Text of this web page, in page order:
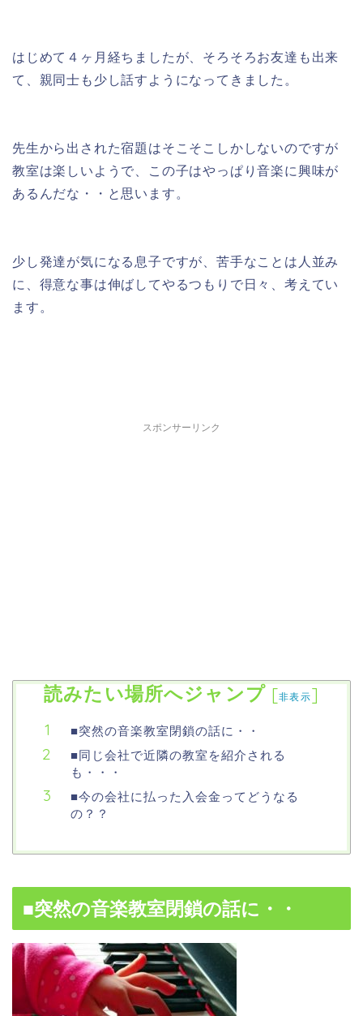
はじめて４ヶ月経ちましたが、そろそろお友達も出来
て、親同士も少し話すようになってきました。
先生から出された宿題はそこそこしかしないのですが
教室は楽しいようで、この子はやっぱり音楽に興味が
あるんだな・・と思います。
少し発達が気になる息子ですが、苦手なことは人並み
に、得意な事は伸ばしてやるつもりで日々、考えてい
ます。
スポンサーリンク
読みたい場所へジャンプ [非表示]
■突然の音楽教室閉鎖の話に・・
■同じ会社で近隣の教室を紹介される
も・・・
■今の会社に払った入会金ってどうなる
の？？
■突然の音楽教室閉鎖の話に・・